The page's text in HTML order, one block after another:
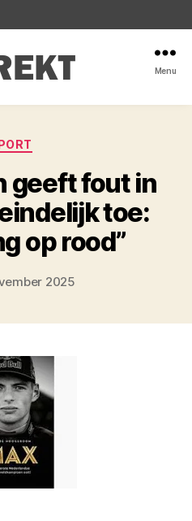
Menu
Categorieën
geeft fout in
toe:
op rood”
2025